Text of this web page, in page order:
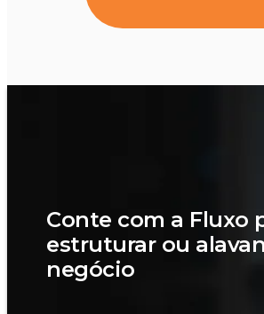
Conte com a Fluxo
estruturar ou
negócio